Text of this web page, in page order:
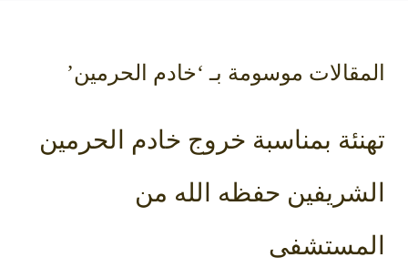
المقالات موسومة بـ ‘خادم الحرمين’
تهنئة بمناسبة خروج خادم الحرمين
الشريفين حفظه الله من
المستشفى